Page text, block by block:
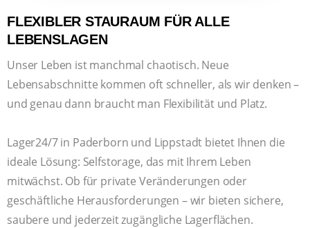
FLEXIBLER STAURAUM FÜR ALLE
LEBENSLAGEN
Unser Leben ist manchmal chaotisch. Neue
Lebensabschnitte kommen oft schneller, als wir denken –
und genau dann braucht man Flexibilität und Platz.
Lager24/7 in Paderborn und Lippstadt bietet Ihnen die
ideale Lösung: Selfstorage, das mit Ihrem Leben
mitwächst. Ob für private Veränderungen oder
geschäftliche Herausforderungen – wir bieten sichere,
saubere und jederzeit zugängliche Lagerflächen.